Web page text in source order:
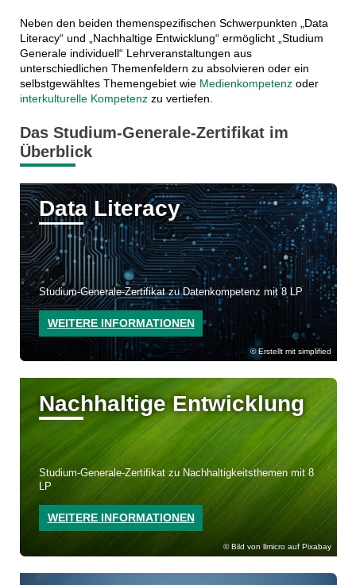
Neben den beiden themenspezifischen Schwerpunkten „Data
Literacy“ und „Nachhaltige Entwicklung“ ermöglicht „Studium
Generale individuell“ Lehrveranstaltungen aus
unterschiedlichen Themenfeldern zu absolvieren oder ein
selbstgewähltes Themengebiet wie Medienkompetenzoder
interkulturelle Kompetenzzu vertiefen.
Das Studium-Generale-Zertifikat im
Überblick
Erstellt mit simplified
Data Literacy
Studium-Generale-Zertifikat zu Datenkompetenz mit 8 LP
WEITERE INFORMATIONEN
Bild von llmicro auf Pixabay
Nachhaltige Entwicklung
Studium-Generale-Zertifikat zu Nachhaltigkeitsthemen mit 8
LP
WEITERE INFORMATIONEN